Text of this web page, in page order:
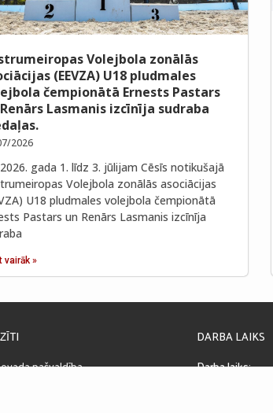
Volejbola zonālās
(EEVZA) U18 pludmales
čempionātā Ernests Pastars
Lasmanis izcīnīja sudraba
2026
gada 1. līdz 3. jūlijam Cēsīs notikušajā
Volejbola zonālās asociācijas
U18 pludmales volejbola čempionātā
Pastars un Renārs Lasmanis izcīnīja
vairāk »
pašvaldība
DARBA LAIKS
Darba laiks: